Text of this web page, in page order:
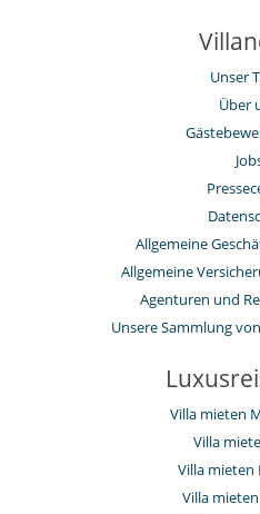
Unser
Über
Allgemeine
Allgemeine
Agenturen und
Unsere Sammlung
Villa mieten
Villa
Villa mieten
Villa